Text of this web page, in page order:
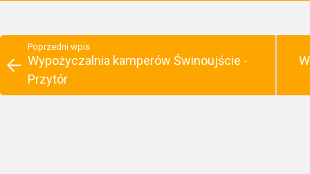
Poprzedni wpis
Wypożyczalnia kamperów Świnoujście -
Przytór